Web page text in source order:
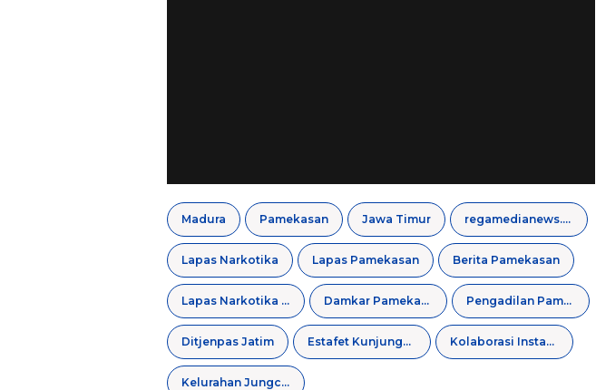
Madura Pamekasan Jawa Timur regamedianews.com
Lapas Narkotika Lapas Pamekasan Berita Pamekasan
Lapas Narkotika Pamekasan Damkar Pamekasan Pengadilan Pamekasan
Ditjenpas Jatim Estafet Kunjungan Kolaborasi Instansi
Kelurahan Jungcangcang